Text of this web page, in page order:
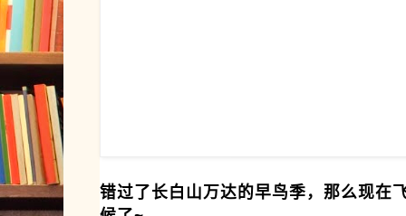
错过了长白山万达的早鸟季，那么现在